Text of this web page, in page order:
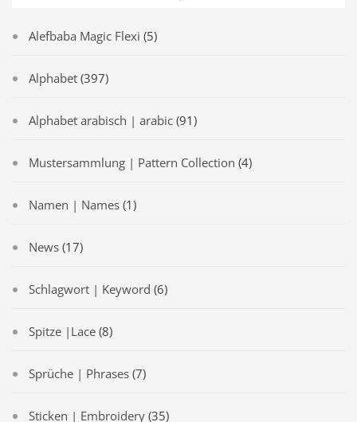
Alefbaba Magic Flexi (5)
Alphabet (397)
Alphabet arabisch | arabic (91)
Mustersammlung | Pattern Collection (4)
Namen | Names (1)
News (17)
Schlagwort | Keyword (6)
Spitze |Lace (8)
Sprüche | Phrases (7)
Sticken | Embroidery (35)